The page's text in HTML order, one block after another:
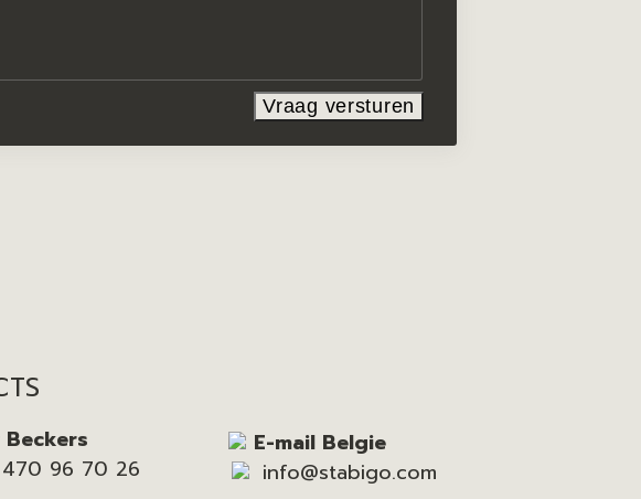
96 70 26
E-mail Belgie
info@stabigo.com